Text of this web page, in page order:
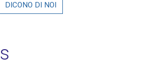
DICONO DI NOI